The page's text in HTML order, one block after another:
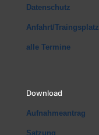
Datenschutz
Anfahrt/Traingsplatz
alle Termine
Download
Aufnahmeantrag
Satzung